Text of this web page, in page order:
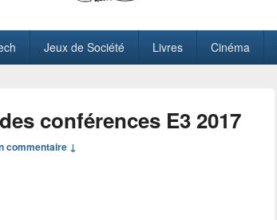
Jeux de Société Livres Cinéma
conférences E3 2017
commentaire ↓